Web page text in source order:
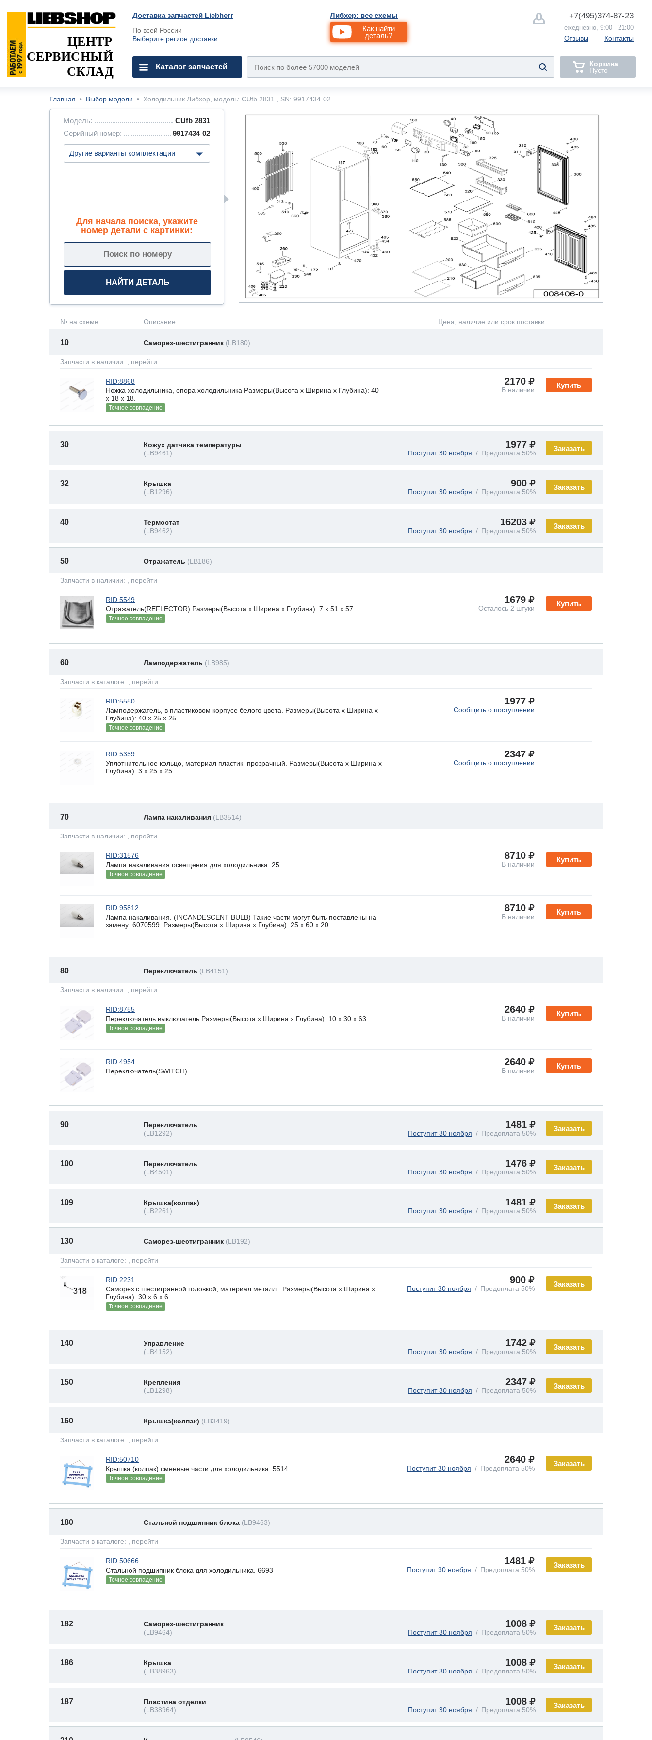
Доставка запчастей Liebherr
По всей России
Выберите регион доставки
Либхер: все схемы
Как найти
деталь?
+7(495)374-87-23
ежедневно, 9:00 - 21:00
Отзывы Контакты
ЦЕНТР
СЕРВИСНЫЙ
СКЛАД
Каталог запчастей
Корзина
Пусто
Главная • Выбор модели • Холодильник Либхер, модель: CUfb 2831 , SN: 9917434-02
Модель:
CUfb 2831
Серийный номер:
9917434-02
Для начала поиска, укажите
номер детали с картинки:
№ на схеме Описание Цена, наличие или срок поставки
10 Саморез-шестигранник (LB180)
Запчасти в наличии: , перейти
Купить
RID:8868
Ножка холодильника, опора холодильника Размеры(Высота х Ширина х Глубина): 40
x 18 х 18.
Точное совпадение
2170
В наличии
Заказать
30
Кожух датчика температуры
(LB9461)
1977
Поступит 30 ноября Предоплата 50%
Заказать
32
Крышка
(LB1296)
900
Поступит 30 ноября Предоплата 50%
Заказать
40
Термостат
(LB9462)
16203
Поступит 30 ноября Предоплата 50%
50 Отражатель (LB186)
Запчасти в наличии: , перейти
Купить
RID:5549
Отражатель(REFLECTOR) Размеры(Высота х Ширина х Глубина): 7 x 51 х 57.
Точное совпадение
1679
Осталось 2 штуки
60 Ламподержатель (LB985)
Запчасти в каталоге: , перейти
RID:5550
Ламподержатель, в пластиковом корпусе белого цвета. Размеры(Высота х Ширина х
Глубина): 40 x 25 х 25.
Точное совпадение
1977
Сообщить о поступлении
RID:5359
Уплотнительное кольцо, материал пластик, прозрачный. Размеры(Высота х Ширина х
Глубина): 3 x 25 х 25.
2347
Сообщить о поступлении
70 Лампа накаливания (LB3514)
Запчасти в наличии: , перейти
Купить
RID:31576
Лампа накаливания освещения для холодильника. 25
Точное совпадение
8710
В наличии
Купить
RID:95812
Лампа накаливания. (INCANDESCENT BULB) Такие части могут быть поставлены на
замену: 6070599. Размеры(Высота х Ширина х Глубина): 25 x 60 х 20.
8710
В наличии
80 Переключатель (LB4151)
Запчасти в наличии: , перейти
Купить
RID:8755
Переключатель выключатель Размеры(Высота х Ширина х Глубина): 10 x 30 х 63.
Точное совпадение
2640
В наличии
Купить
RID:4954
Переключатель(SWITCH)
2640
В наличии
Заказать
90
Переключатель
(LB1292)
1481
Поступит 30 ноября Предоплата 50%
Заказать
100
Переключатель
(LB4501)
1476
Поступит 30 ноября Предоплата 50%
Заказать
109
Крышка(колпак)
(LB2261)
1481
Поступит 30 ноября Предоплата 50%
130 Саморез-шестигранник (LB192)
Запчасти в каталоге: , перейти
Заказать
RID:2231
Саморез с шестигранной головкой, материал металл . Размеры(Высота х Ширина х
Глубина): 30 x 6 х 6.
Точное совпадение
900
Поступит 30 ноября Предоплата 50%
Заказать
140
Управление
(LB4152)
1742
Поступит 30 ноября Предоплата 50%
Заказать
150
Крепления
(LB1298)
2347
Поступит 30 ноября Предоплата 50%
160 Крышка(колпак) (LB3419)
Запчасти в каталоге: , перейти
Заказать
RID:50710
Крышка (колпак) сменные части для холодильника. 5514
Точное совпадение
2640
Поступит 30 ноября Предоплата 50%
180 Стальной подшипник блока (LB9463)
Запчасти в каталоге: , перейти
Заказать
RID:50666
Стальной подшипник блока для холодильника. 6693
Точное совпадение
1481
Поступит 30 ноября Предоплата 50%
Заказать
182
Саморез-шестигранник
(LB9464)
1008
Поступит 30 ноября Предоплата 50%
Заказать
186
Крышка
(LB38963)
1008
Поступит 30 ноября Предоплата 50%
Заказать
187
Пластина отделки
(LB38964)
1008
Поступит 30 ноября Предоплата 50%